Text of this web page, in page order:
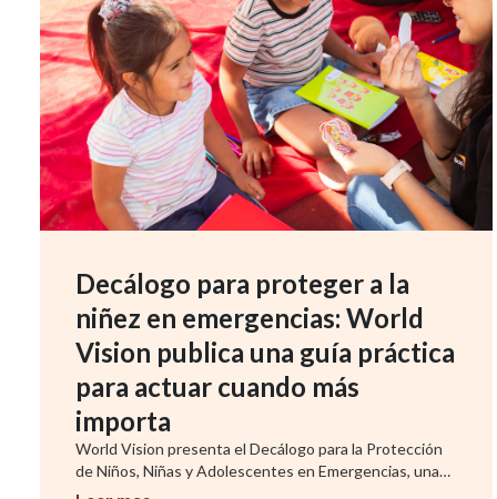
Decálogo para proteger a la
niñez en emergencias: World
Vision publica una guía práctica
para actuar cuando más
importa
World Vision presenta el Decálogo para la Protección
de Niños, Niñas y Adolescentes en Emergencias, una
herramienta que ...